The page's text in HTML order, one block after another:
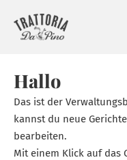
Hallo
Das ist der
kannst du neue
bearbeiten.
Mit einem Klick auf das